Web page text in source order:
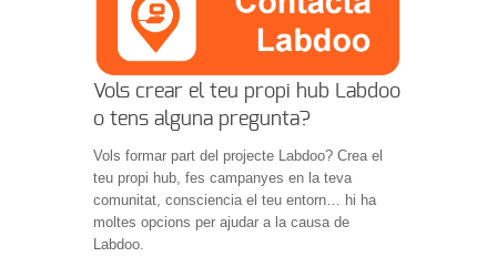
Vols crear el teu propi hub Labdoo
o tens alguna pregunta?
Vols formar part del projecte Labdoo? Crea el
teu propi hub, fes campanyes en la teva
comunitat, consciencia el teu entorn… hi ha
moltes opcions per ajudar a la causa de
Labdoo.